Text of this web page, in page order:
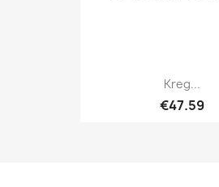
Kreg...
€47.59